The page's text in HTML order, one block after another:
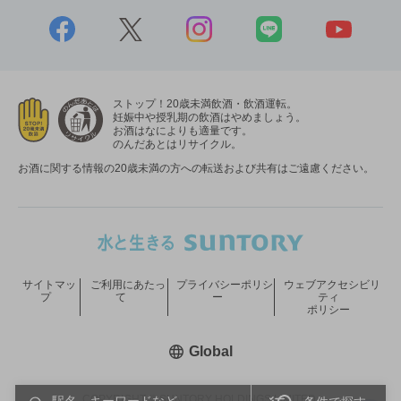
ストップ！20歳未満飲酒・飲酒運転。
妊娠中や授乳期の飲酒はやめましょう。
お酒はなによりも適量です。
のんだあとはリサイクル。
お酒に関する情報の20歳未満の方への転送および共有はご遠慮ください。
サイトマッ
プ
ご利用にあたっ
て
プライバシーポリシ
ー
ウェブアクセシビリ
ティ
ポリシー
Global新しいウィンドウで開く